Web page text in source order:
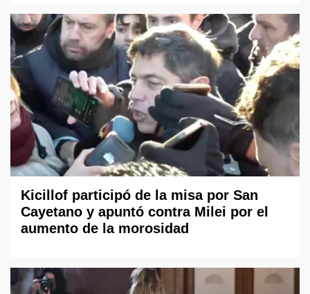
Kicillof participó de la misa por San
Cayetano y apuntó contra Milei por el
aumento de la morosidad